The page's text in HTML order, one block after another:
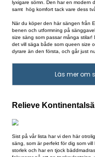
Den är prisvärd, finns i
size säng) och går att
att den ska vara mjukare
sängen. Ett perfekt val för
som du! Du kan köpa
andra tillbehör direkt på
samt dess pris. Den går
minst 15 år, eller vad säger
Läs
Emma